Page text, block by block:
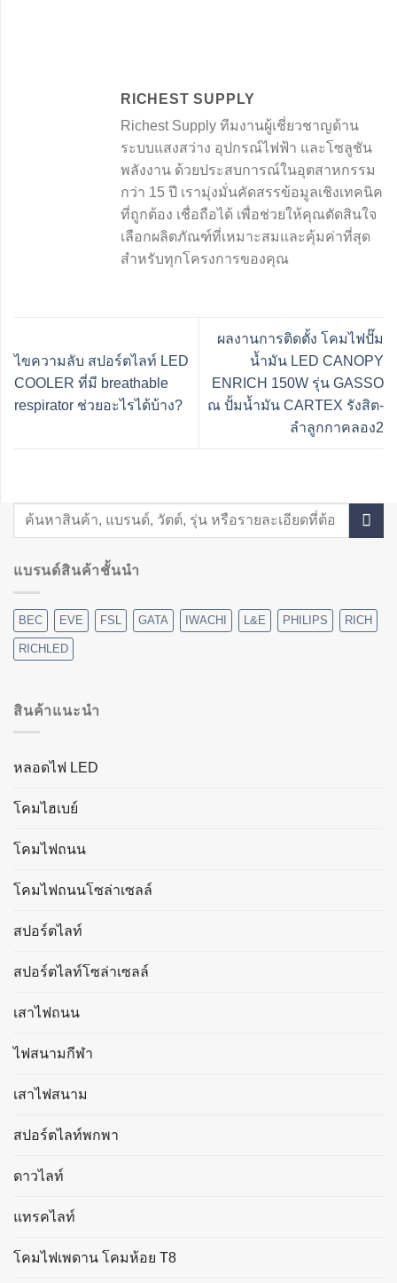
แบรนด์สินค้าชั้นนำ
BEC EVE FSL GATA IWACHI L&E PHILIPS RICH
RICHLED
สินค้าแนะนำ
หลอดไฟ LED
โคมไฮเบย์
โคมไฟถนน
โคมไฟถนนโซล่าเซลล์
สปอร์ตไลท์
สปอร์ตไลท์โซล่าเซลล์
เสาไฟถนน
ไฟสนามกีฬา
เสาไฟสนาม
สปอร์ตไลท์พกพา
ดาวไลท์
แทรคไลท์
โคมไฟเพดาน โคมห้อย T8
RICHEST SUPPLY
Richest Supply ทีมงานผู้เชี่ยวชาญด้าน
ระบบแสงสว่าง อุปกรณ์ไฟฟ้า และโซลูชัน
พลังงาน ด้วยประสบการณ์ในอุตสาหกรรม
กว่า 15 ปี เรามุ่งมั่นคัดสรรข้อมูลเชิงเทคนิค
ที่ถูกต้อง เชื่อถือได้ เพื่อช่วยให้คุณตัดสินใจ
เลือกผลิตภัณฑ์ที่เหมาะสมและคุ้มค่าที่สุด
สำหรับทุกโครงการของคุณ
ไขความลับ สปอร์ตไลท์ LED
COOLER ที่มี breathable
respirator ช่วยอะไรได้บ้าง?
ผลงานการติดตั้ง โคมไฟปั๊ม
น้ำมัน LED CANOPY
ENRICH 150W รุ่น GASSO
ณ ปั้มน้ำมัน CARTEX รังสิต-
ลำลูกกาคลอง2